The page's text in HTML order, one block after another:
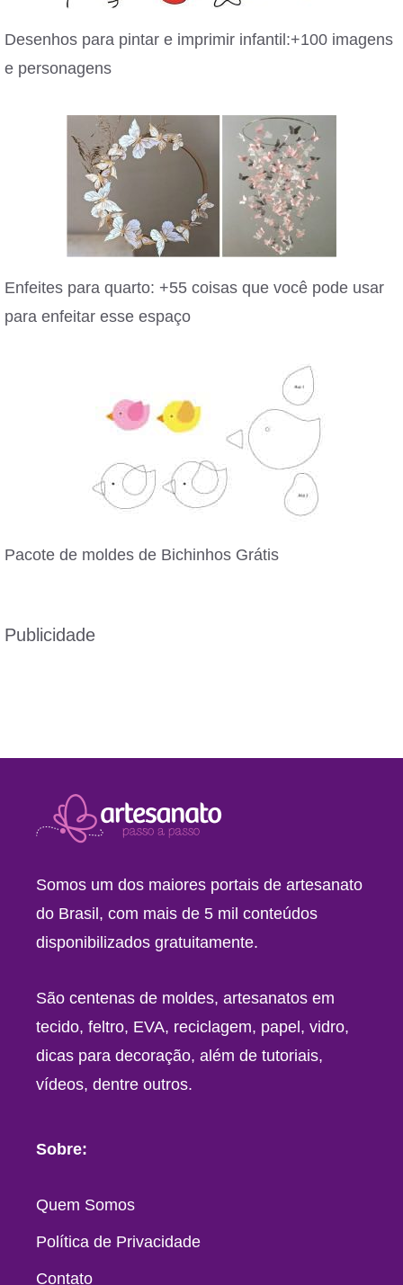
Desenhos para pintar e imprimir infantil:+100 imagens
e personagens
Enfeites para quarto: +55 coisas que você pode usar
para enfeitar esse espaço
Pacote de moldes de Bichinhos Grátis
Publicidade
Somos um dos maiores portais de artesanato
do Brasil, com mais de 5 mil conteúdos
disponibilizados gratuitamente.
São centenas de moldes, artesanatos em
tecido, feltro, EVA, reciclagem, papel, vidro,
dicas para decoração, além de tutoriais,
vídeos, dentre outros.
Sobre:
Quem Somos
Política de Privacidade
Contato